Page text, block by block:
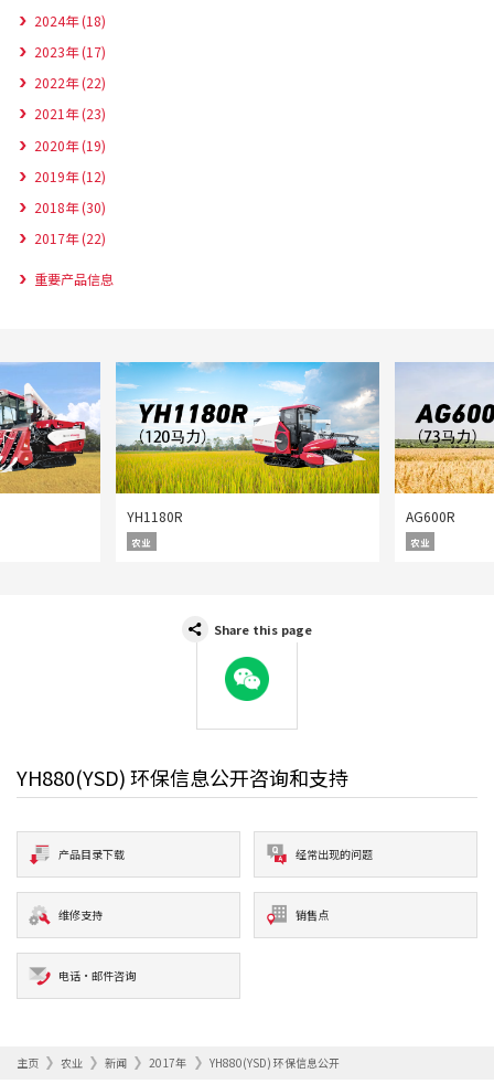
2024年 (18)
2023年 (17)
2022年 (22)
2021年 (23)
2020年 (19)
2019年 (12)
2018年 (30)
2017年 (22)
重要产品信息
YH1180R
农业
AG600R
农业
Share this page
WeChat
YH880(YSD) 环保信息公开咨询和支持
产品目录下载 经常出现的问题
维修支持 销售点
电话·邮件咨询
主页 农业 新闻 2017年 YH880(YSD) 环保信息公开